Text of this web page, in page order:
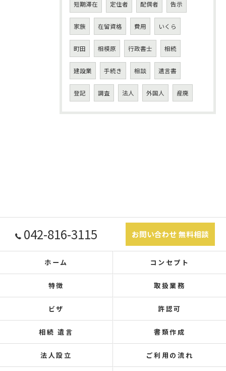
短期滞在 定住者 配偶者 告示
家族 在留資格 費用 いくら
町田 相模原 行政書士 相続
建設業 手続き 相談 遺言書
登記 調査 法人 外国人 産廃
042-816-3115 お問い合わせ 無料相談
ホーム コンセプト
特徴 取扱業務
ビザ 許認可
相続 遺言 書類作成
法人設立 ご利用の流れ